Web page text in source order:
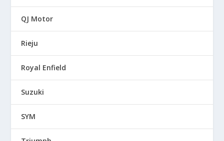
QJ Motor
Rieju
Royal Enfield
Suzuki
SYM